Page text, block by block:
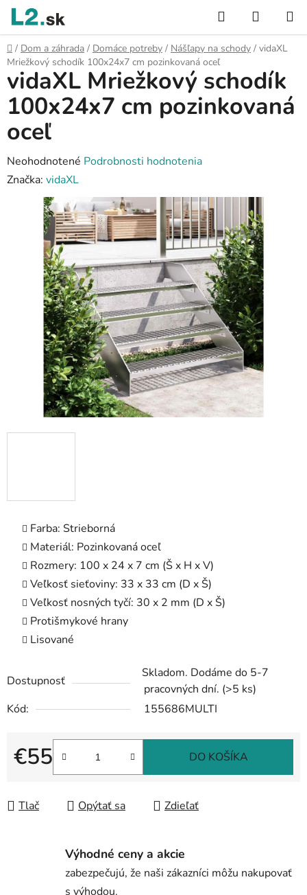
Prejsť
obsah
Hľadať
KOŠÍK
Domov
/ Dom a záhrada / Domáce potreby / Nášľapy na schody / vidaXL
Mriežkový schodík 100x24x7 cm pozinkovaná oceľ
Farba: Strieborná
Materiál: Pozinkovaná oceľ
Rozmery: 100 x 24 x 7 cm (Š x H x V)
Veľkosť sieťoviny: 33 x 33 cm (D x Š)
Veľkosť nosných tyčí: 30 x 2 mm (D x Š)
Protišmykové hrany
Lisované
Dostupnosť
Skladom. Dodáme do 5-7
pracovných dní. (>5 ks)
Kód:
155686MULTI
€55
Jednotková cena:
DO KOŠÍKA
Tlač Opýtať sa Zdieľať
vidaXL Mriežkový schodík
100x24x7 cm pozinkovaná
oceľ
Priemerné
hodnotenie
produktu
hviezdičiek.
Neohodnotené Podrobnosti hodnotenia
Značka: vidaXL
Výhodné ceny a akcie
zabezpečujú, že naši zákazníci môžu nakupovať
s výhodou.